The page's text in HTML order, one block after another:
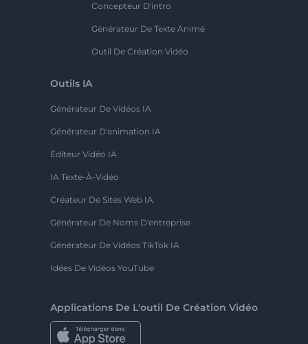
Concepteur D'intro
Générateur De Texte Animé
Outil De Création Vidéo
Outils IA
Générateur De Vidéos IA
Générateur D'animation IA
Éditeur Vidéo IA
IA Texte-À-Vidéo
Créateur De Sites Web IA
Générateur De Noms D'entreprise
Générateur De Vidéos TikTok IA
Idées De Vidéos YouTube
Applications De L'outil De Création Vidéo